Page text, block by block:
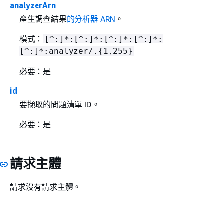
analyzerArn
產生調查結果的分析器 ARN 。
模式：
[^:]*:[^:]*:[^:]*:[^:]*:
[^:]*:analyzer/. { 1,255}
必要：是
id
要擷取的問題清單 ID。
必要：是
請求主體
請求沒有請求主體。